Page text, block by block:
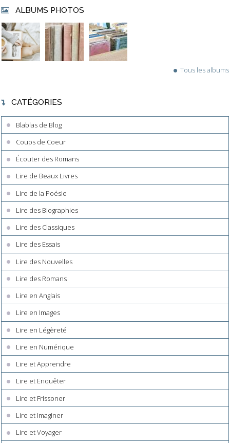
ALBUMS PHOTOS
Tous les albums
CATÉGORIES
Blablas de Blog
Coups de Coeur
Écouter des Romans
Lire de Beaux Livres
Lire de la Poésie
Lire des Biographies
Lire des Classiques
Lire des Essais
Lire des Nouvelles
Lire des Romans
Lire en Anglais
Lire en Images
Lire en Légèreté
Lire en Numérique
Lire et Apprendre
Lire et Enquêter
Lire et Frissoner
Lire et Imaginer
Lire et Voyager